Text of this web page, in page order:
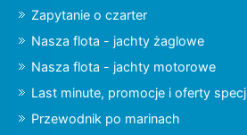
Zapytanie o czarter
Nasza flota - jachty żaglowe
Nasza flota - jachty motorowe
Last minute, promocje i oferty
Przewodnik po marinach